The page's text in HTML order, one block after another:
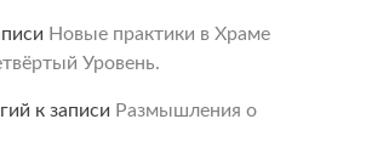
Новые практики в Храме
Уровень.
к записи Размышления о